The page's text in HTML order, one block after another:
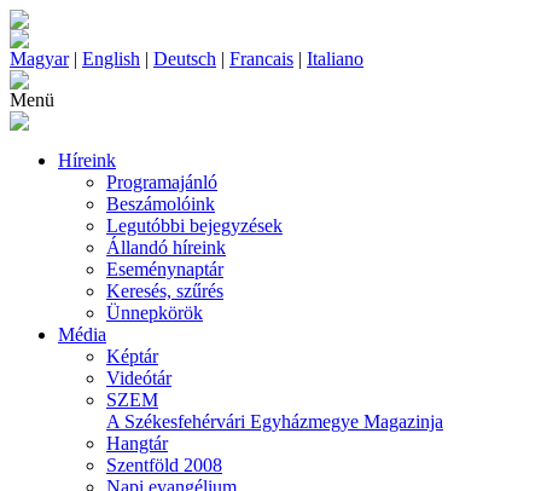
Magyar| English | Deutsch | Francais | Italiano
Menü
Híreink
Programajánló
Beszámolóink
Legutóbbi bejegyzések
Állandó híreink
Eseménynaptár
Keresés, szűrés
Ünnepkörök
Média
Képtár
Videótár
SZEM
A Székesfehérvári Egyházmegye Magazinja
Hangtár
Szentföld 2008
Napi evangélium